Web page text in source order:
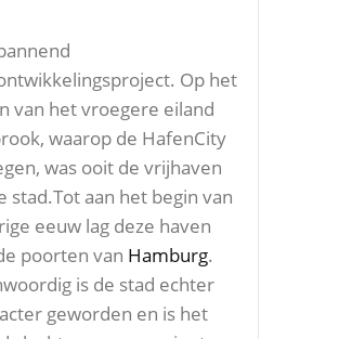
Op het
van het vroegere eiland
waarop de HafenCity
was ooit de vrijhaven
stad.Tot aan het begin van
eeuw lag deze haven
poorten van Hamburg.
is de stad echter
geworden en is het